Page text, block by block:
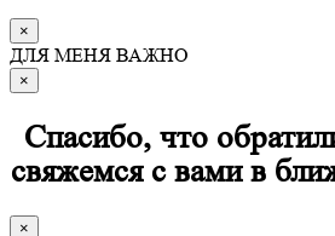
×
ДЛЯ МЕНЯ ВАЖНО
×
Спасибо, что
свяжемся с вами в
×